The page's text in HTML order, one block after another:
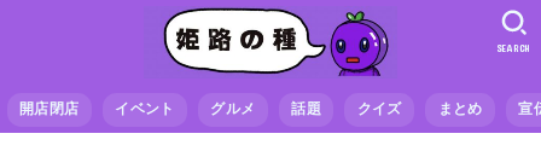
開店閉店 イベント グルメ 話題 クイズ まとめ 宣
SEARCH